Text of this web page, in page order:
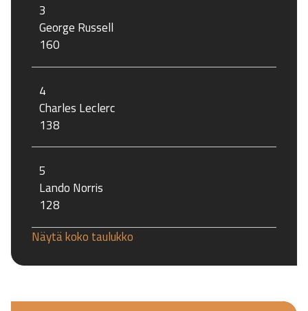
3
George Russell
160
4
Charles Leclerc
138
5
Lando Norris
128
Näytä koko taulukko